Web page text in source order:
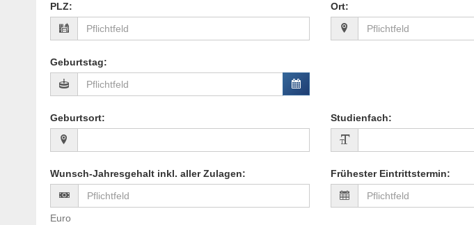
PLZ: Ort:
Geburtstag:
Geburtsort: Studienfach:
Wunsch-Jahresgehalt inkl. aller Zulagen:
Euro
Frühester Eintrittstermin: